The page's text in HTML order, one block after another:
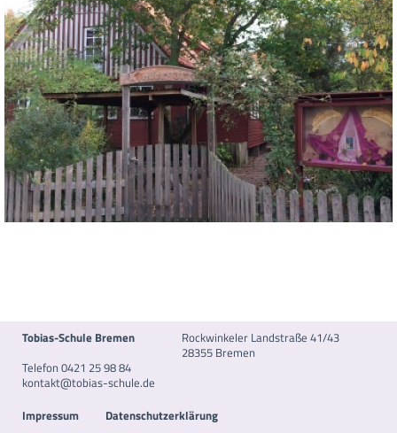
Tobias-Schule Bremen
Telefon 0421 25 98 84
kontakt@tobias-schule.de
Rockwinkeler Landstraße 41/43
28355 Bremen
Impressum Datenschutzerklärung